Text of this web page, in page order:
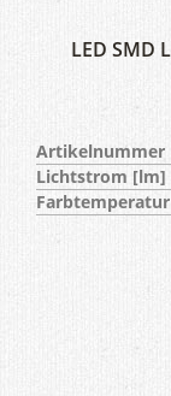
LED SMD
Artikelnummer
Lichtstrom [lm]